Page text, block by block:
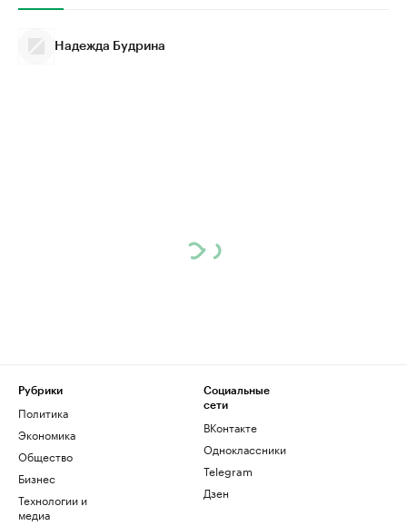
Надежда Будрина
Рубрики
Политика
Экономика
Общество
Бизнес
Технологии и
медиа
Социальные
сети
ВКонтакте
Одноклассники
Telegram
Дзен